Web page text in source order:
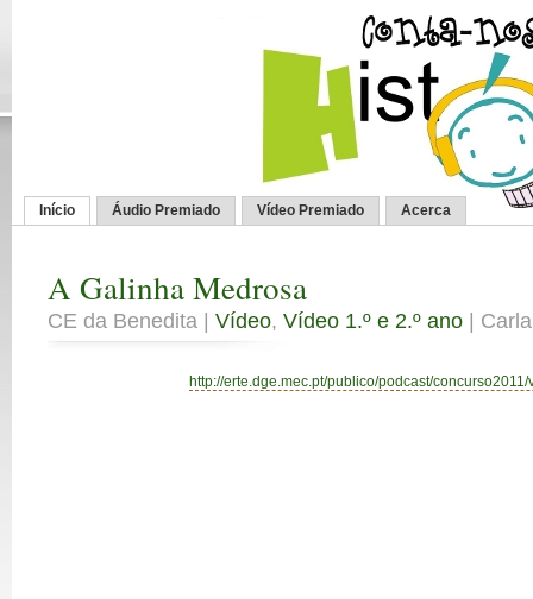
Início Áudio Premiado Vídeo Premiado Acerca
A Galinha Medrosa
CE da Benedita | Vídeo, Vídeo 1.º e 2.º ano |
http://erte.dge.mec.pt/publico/podcast/